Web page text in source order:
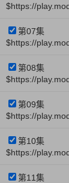
$https://
第07集
$https://
第08集
$https://
第09集
$https://
第10集
$https://
第11集